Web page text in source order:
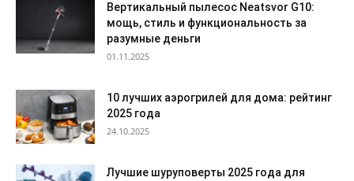
Вертикальный пылесос Neatsvor G10:
мощь, стиль и функциональность за
разумные деньги
01.11.2025
10 лучших аэрогрилей для дома: рейтинг
2025 года
24.10.2025
Лучшие шуруповерты 2025 года для